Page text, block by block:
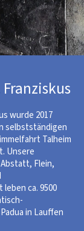
wurde 2017
selbstständigen
Talheim
Unsere
Flein,
ca. 9500
in Lauffen